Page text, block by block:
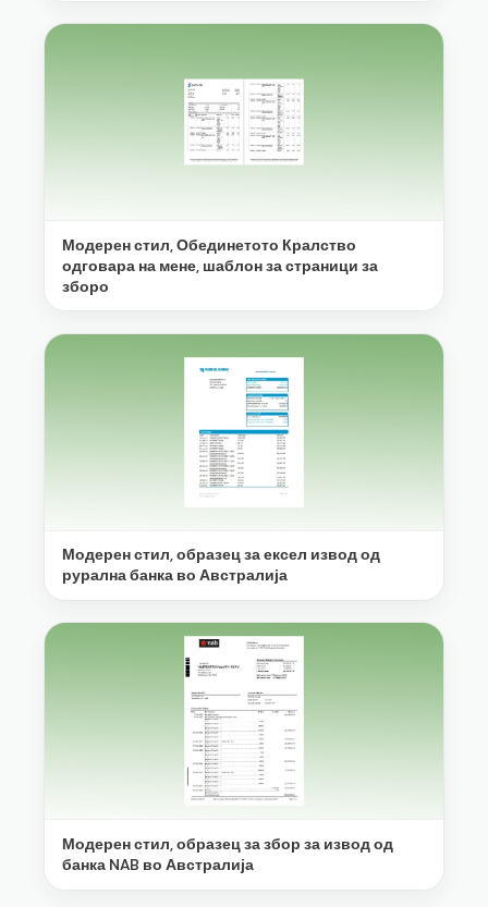
Модерен стил, Обединетото Кралство
одговара на мене, шаблон за страници за
зборо
Модерен стил, образец за ексел извод од
рурална банка во Австралија
Модерен стил, образец за збор за извод од
банка NAB во Австралија